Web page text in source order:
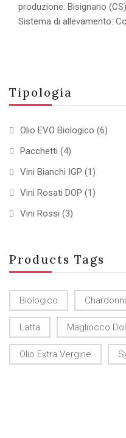
Tipologia
Olio EVO Biologico (6)
Pacchetti (4)
Vini Bianchi IGP (1)
Vini Rosati DOP (1)
Vini Rossi (3)
Products Tags
Biologico
Latta Magliocco
Olio Extra Vergine
produzione: Bisignano
Sistema di allevamento: